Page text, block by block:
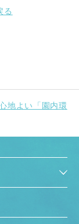
る
地よい「園内環